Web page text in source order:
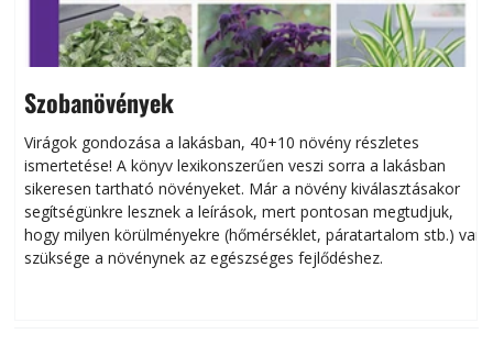
Szobanövények
Virágok gondozása a lakásban, 40+10 növény részletes
ismertetése! A könyv lexikonszerűen veszi sorra a lakásban
sikeresen tart­ha­tó növényeket. Már a növény kiválasztásakor
segítségünkre lesznek a leírások, mert pontosan megtudjuk,
hogy milyen körülményekre (hőmérséklet, páratartalom stb.) van
szüksége a növénynek az egészséges fejlődéshez.